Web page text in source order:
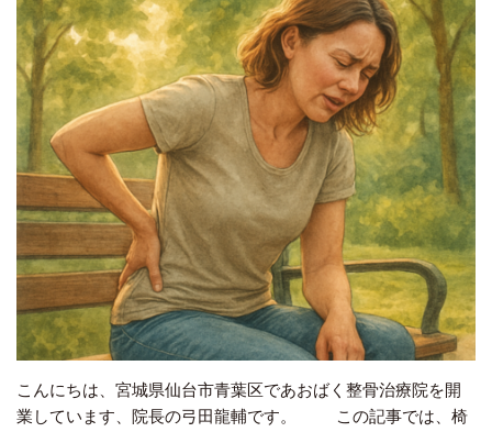
こんにちは、宮城県仙台市青葉区であおばく整骨治療院を開
業しています、院長の弓田龍輔です。 この記事では、椅